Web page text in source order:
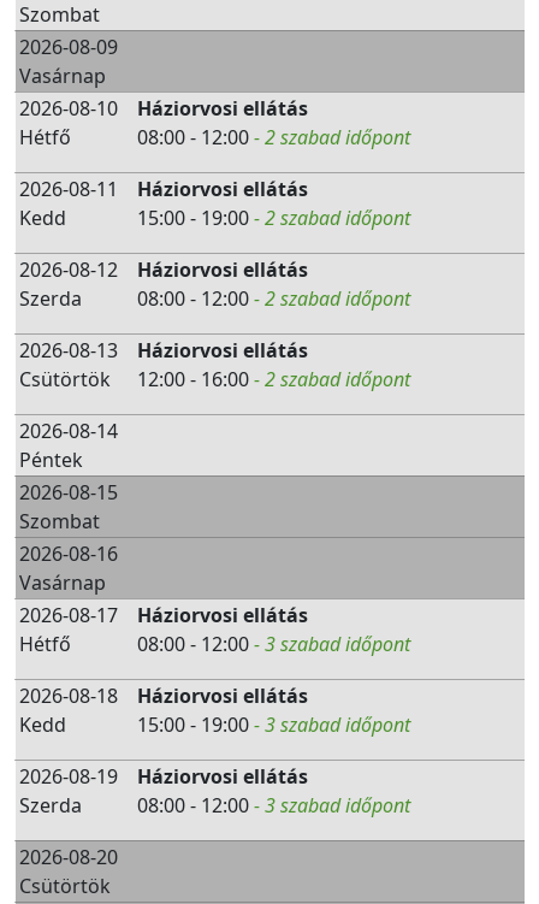
Szombat
2026-08-09
Vasárnap
2026-08-10
Hétfő
Háziorvosi ellátás
08:00 - 12:00- 2 szabad időpont
2026-08-11
Kedd
Háziorvosi ellátás
15:00 - 19:00- 2 szabad időpont
2026-08-12
Szerda
Háziorvosi ellátás
08:00 - 12:00- 2 szabad időpont
2026-08-13
Csütörtök
Háziorvosi ellátás
12:00 - 16:00- 2 szabad időpont
2026-08-14
Péntek
2026-08-15
Szombat
2026-08-16
Vasárnap
2026-08-17
Hétfő
Háziorvosi ellátás
08:00 - 12:00- 3 szabad időpont
2026-08-18
Kedd
Háziorvosi ellátás
15:00 - 19:00- 3 szabad időpont
2026-08-19
Szerda
Háziorvosi ellátás
08:00 - 12:00- 3 szabad időpont
2026-08-20
Csütörtök